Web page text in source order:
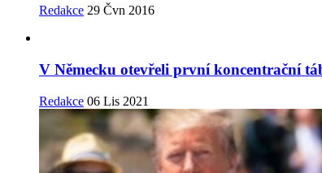
Redakce 29 Čvn 2016
V Německu otevřeli první koncentrační
Redakce 06 Lis 2021